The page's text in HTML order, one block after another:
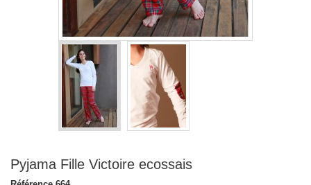
Pyjama Fille Victoire ecossais